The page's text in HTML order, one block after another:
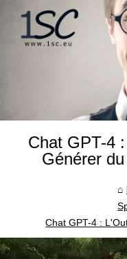
Chat GPT-4
Générer
Chat GPT-4 :